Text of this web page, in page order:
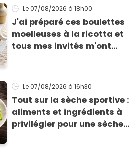
Le 07/08/2026 à 18h00
J'ai préparé ces boulettes
moelleuses à la ricotta et
tous mes invités m'ont
Le 07/08/2026 à 16h30
Tout sur la sèche sportive :
aliments et ingrédients à
privilégier pour une sèche